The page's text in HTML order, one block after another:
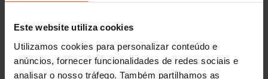
Este website utiliza cookies
Utilizamos cookies para personalizar conteúdo e
anúncios, fornecer funcionalidades de redes sociais e
analisar o nosso tráfego. Também partilhamos as